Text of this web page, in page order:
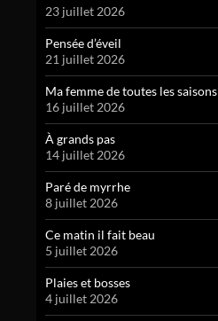
23 juillet 2026
Pensée d’éveil
21 juillet 2026
Ma femme de toutes les saisons
16 juillet 2026
À grands pas
14 juillet 2026
Paré de myrrhe
8 juillet 2026
Ce matin il fait beau
5 juillet 2026
Plaies et bosses
4 juillet 2026